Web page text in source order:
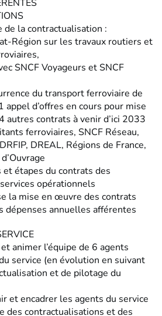
la contractualisation :
Région sur les travaux routiers et
SNCF Voyageurs et SNCF
du transport ferroviaire de
appel d’offres en cours pour mise
contrats à venir d’ici 2033
ferroviaires, SNCF Réseau,
DREAL, Régions de France,
étapes du contrats des
opérationnels
la mise en œuvre des contrats
dépenses annuelles afférentes
animer l’équipe de 6 agents
service (en évolution en suivant
et de pilotage du
et encadrer les agents du service
des contractualisations et des